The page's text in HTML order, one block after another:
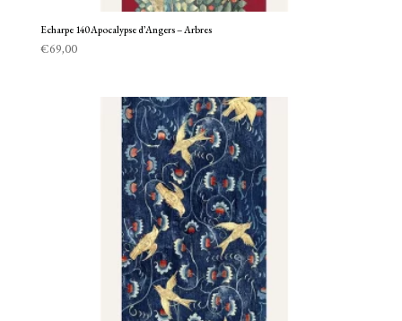
Echarpe 140 Apocalypse d’Angers – Arbres
€69,00